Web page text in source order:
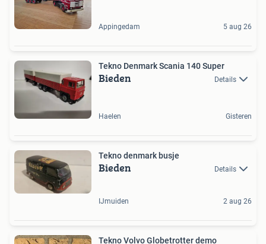
Appingedam 5 aug 26
Tekno Denmark Scania 140 Super
Bieden Details
Haelen Gisteren
Tekno denmark busje
Bieden Details
IJmuiden 2 aug 26
Tekno Volvo Globetrotter demo